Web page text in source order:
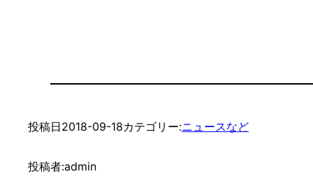
投稿日2018-09-18カテゴリー:ニュースなど
投稿者:admin